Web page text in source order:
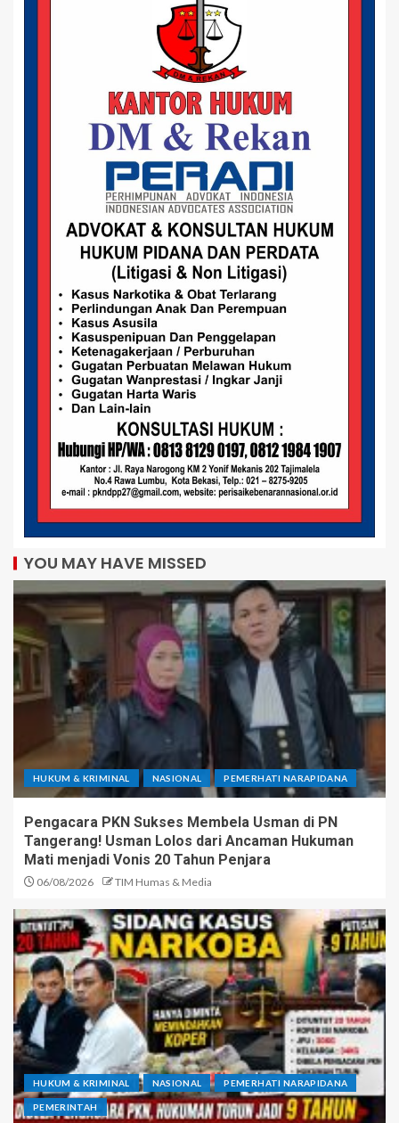
YOU MAY HAVE MISSED
HUKUM & KRIMINAL NASIONAL PEMERHATI NARAPIDANA
Pengacara PKN Sukses Membela Usman di PN
Tangerang! Usman Lolos dari Ancaman Hukuman
Mati menjadi Vonis 20 Tahun Penjara
06/08/2026 TIM Humas & Media
HUKUM & KRIMINAL NASIONAL PEMERHATI NARAPIDANA
PEMERINTAH